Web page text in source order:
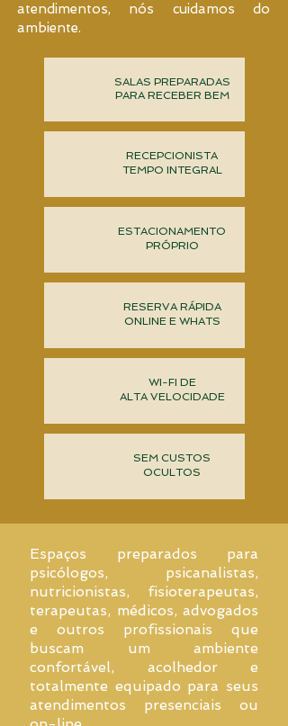
atendimentos, nós cuidamos do
ambiente.
SALAS PREPARADAS
PARA RECEBER BEM
RECEPCIONISTA
TEMPO INTEGRAL
ESTACIONAMENTO
PRÓPRIO
RESERVA RÁPIDA
ONLINE E WHATS
WI-FI DE
ALTA VELOCIDADE
SEM CUSTOS
OCULTOS
Espaços preparados para
psicólogos, psicanalistas,
nutricionistas, fisioterapeutas,
terapeutas, médicos, advogados
e outros profissionais que
buscam um ambiente
confortável, acolhedor e
totalmente equipado para seus
atendimentos presenciais ou